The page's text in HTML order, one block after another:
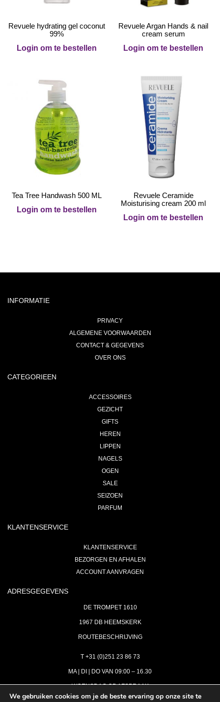
Revuele hydrating gel coconut
99%
Login om te bestellen
Revuele Argan Hands & nail
cream serum
Login om te bestellen
Tea Tree Handwash 500 ML
Login om te bestellen
Revuele Ceramide
Moisturising cream 200 ml
Login om te bestellen
INFORMATIE
PRIVACY
ALGEMENE VOORWAARDEN
CONTACT & GEGEVENS
OVER ONS
CATEGORIEEN
ACCESSOIRES
GEZICHT
GIFTS
HEREN
LIPPEN
NAGELS
OGEN
SALE
SEIZOEN
PARFUM
KLANTENSERVICE
KLANTENSERVICE
BEZORGEN EN AFHALEN
ACCOUNT AANVRAGEN
ADRESGEGEVENS
DE TROMPET 1610
1967 DB HEEMSKERK
ROUTEBESCHRIJVING
T +31 (0)251 23 86 73
MA | DI | DO VAN 09:00 – 16.30
WOENSDAG OP AFSPRAAK
We gebruiken cookies om je de beste ervaring op onze site te